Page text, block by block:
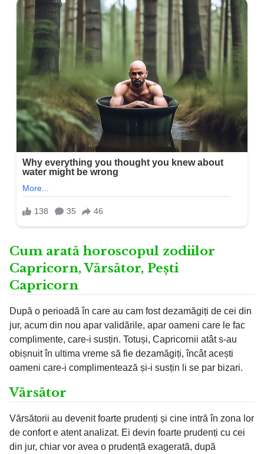
Cum arată horoscopul zodiilor
Capricorn, Vărsător, Pești
Capricorn
După o perioadă în care au cam fost dezamăgiți de cei din
jur, acum din nou apar validările, apar oameni care le fac
complimente, care-i susțin. Totuși, Capricornii atât s-au
obișnuit în ultima vreme să fie dezamăgiți, încât acești
oameni care-i complimentează și-i susțin li se par bizari.
Vărsător
Vărsătorii au devenit foarte prudenți și cine intră în zona lor
de confort e atent analizat. Ei devin foarte prudenți cu cei
din jur, chiar vor avea o prudență exagerată, după